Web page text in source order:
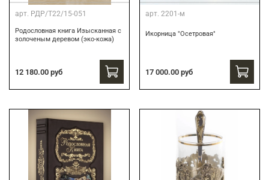
арт. РДР/Т22/15-051
Родословная книга Изысканная с
золоченым деревом (эко-кожа)
12 180.00 руб
арт. 2201-м
Икорница "Осетровая"
17 000.00 руб